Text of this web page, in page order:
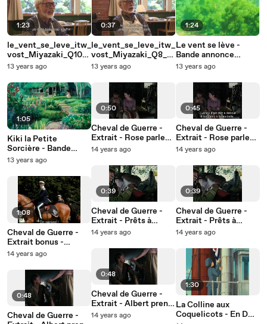
1:23
le_vent_se_leve_itw_
vost_Miyazaki_Q10_h
264_1080p_25_web_1
13 years ago
1:05
Kiki la Petite
Sorcière - Bande
Annonce Blu-ray /
13 years ago
1:08
Cheval de Guerre -
Extrait bonus -
Encourager la
14 years ago
0:48
Cheval de Guerre -
0:37
le_vent_se_leve_itw_
vost_Miyazaki_Q8_h
264_1080p_25_web_
13 years ago
0:50
Cheval de Guerre -
Extrait - Rose parle
du service militaire
14 years ago
0:39
Cheval de Guerre -
Extrait - Prêts à
charger VF
14 years ago
0:48
Cheval de Guerre -
Extrait - Albert prend
le fanion VOSTF
14 years ago
1:24
Le vent se lève -
Bande annonce
officielle - VF
13 years ago
0:45
Cheval de Guerre -
Extrait - Rose parle
du service militaire
14 years ago
0:39
Cheval de Guerre -
Extrait - Prêts à
charger VOSTF
14 years ago
1:30
La Colline aux
Coquelicots - En DVD